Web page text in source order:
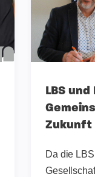
LBS
Zukunft
Da die